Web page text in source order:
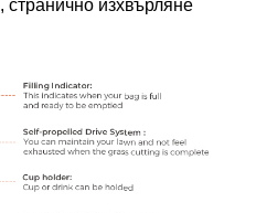
изхвърляне